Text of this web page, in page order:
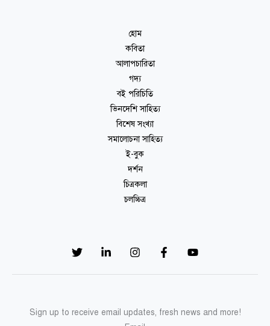
হোম
কবিতা
আলাপচারিতা
গদ্য
বই পরিচিতি
ভিনদেশি সাহিত্য
বিশেষ সংখ্যা
সমালোচনা সাহিত্য
ই-বুক
দর্শন
চিত্রকলা
চলচ্চিত্র
Sign up to receive email updates, fresh news and more!